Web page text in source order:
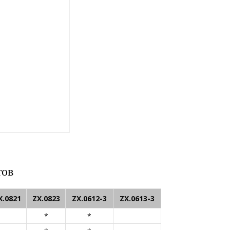
ZX.0823 ZX.0612-3
ZX.0613-3
*
*